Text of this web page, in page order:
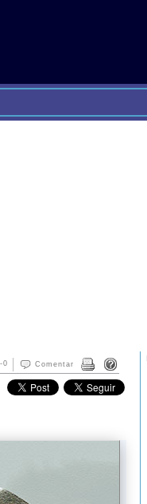
Comentar
-0